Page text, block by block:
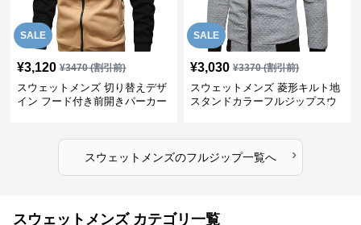
SALE
¥3,120 ¥3470(割引前)
スウェットメンズ 切り替えデザ
イン フード付き前開きパーカー
SALE
¥3,030 ¥3370(割引前)
スウェットメンズ 菱形キルト地
スタンドカラーフルジップスウ
スウェットメンズのフルジップ一覧へ ›
スウェットメンズ カテゴリ一覧